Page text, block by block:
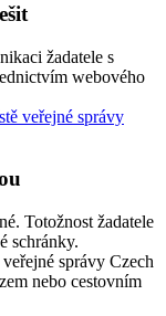
žadatele s
webového
veřejné správy
Totožnost žadatele
schránky.
správy Czech
nebo cestovním